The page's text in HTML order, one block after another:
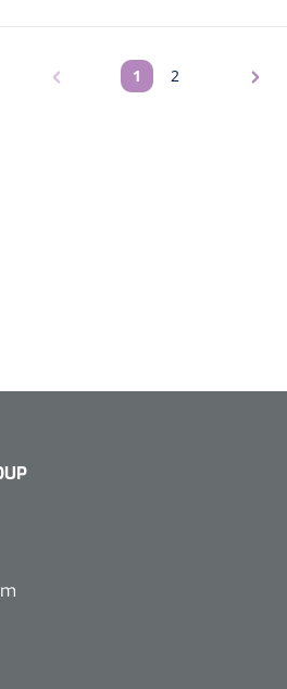
Pagina
1 Pagina
2